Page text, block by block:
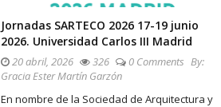
Jornadas SARTECO 2026 17-19 junio
2026. Universidad Carlos III Madrid
20 abril, 2026 326 0 Comments By:
Gracia Ester Martín Garzón
En nombre de la Sociedad de Arquitectura y